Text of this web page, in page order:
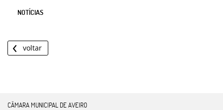
NOTÍCIAS
voltar
CÂMARA MUNICIPAL DE AVEIRO